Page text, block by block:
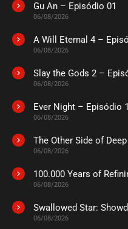
Gu An – Episódio 01
06/08/2026
A Will Eternal 4 –
06/08/2026
Slay the Gods 2 –
06/08/2026
Ever Night – Episódio
06/08/2026
The Other Side of
06/08/2026
100.000 Years of
06/08/2026
Swallowed Star:
06/08/2026